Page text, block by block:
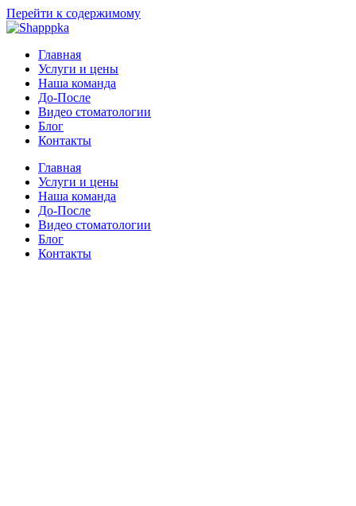
Перейти к содержимому
Главная
Услуги и цены
Наша команда
До-После
Видео стоматологии
Блог
Контакты
Главная
Услуги и цены
Наша команда
До-После
Видео стоматологии
Блог
Контакты